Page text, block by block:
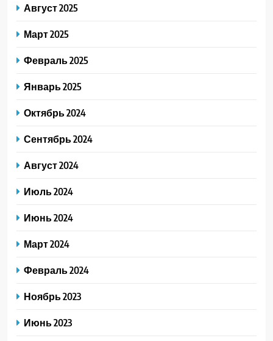
Август 2025
Март 2025
Февраль 2025
Январь 2025
Октябрь 2024
Сентябрь 2024
Август 2024
Июль 2024
Июнь 2024
Март 2024
Февраль 2024
Ноябрь 2023
Июнь 2023